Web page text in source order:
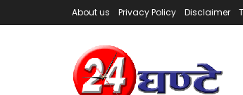
About us Privacy Policy Disclaimer